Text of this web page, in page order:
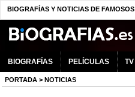
BIOGRAFÍAS Y NOTICIAS DE FAMOSOS
BIOGRAFÍAS PELÍCULAS TV
PORTADA > NOTICIAS